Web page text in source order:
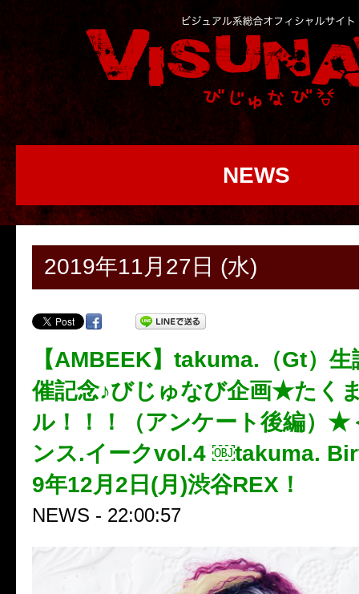
NEWS
2019年11月27日 (水)
【AMBEEK】takuma.（Gt）
催記念♪びじゅなび企画★たく
ル！！！（アンケート後編）★
ンス.イークvol.4 ￼takuma.
9年12月2日(月)渋谷REX！
NEWS - 22:00:57